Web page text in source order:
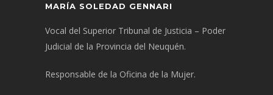
MARÍA SOLEDAD GENNARI
Vocal del Superior Tribunal de Justicia – Poder
Judicial de la Provincia del Neuquén.
Responsable de la Oficina de la Mujer.